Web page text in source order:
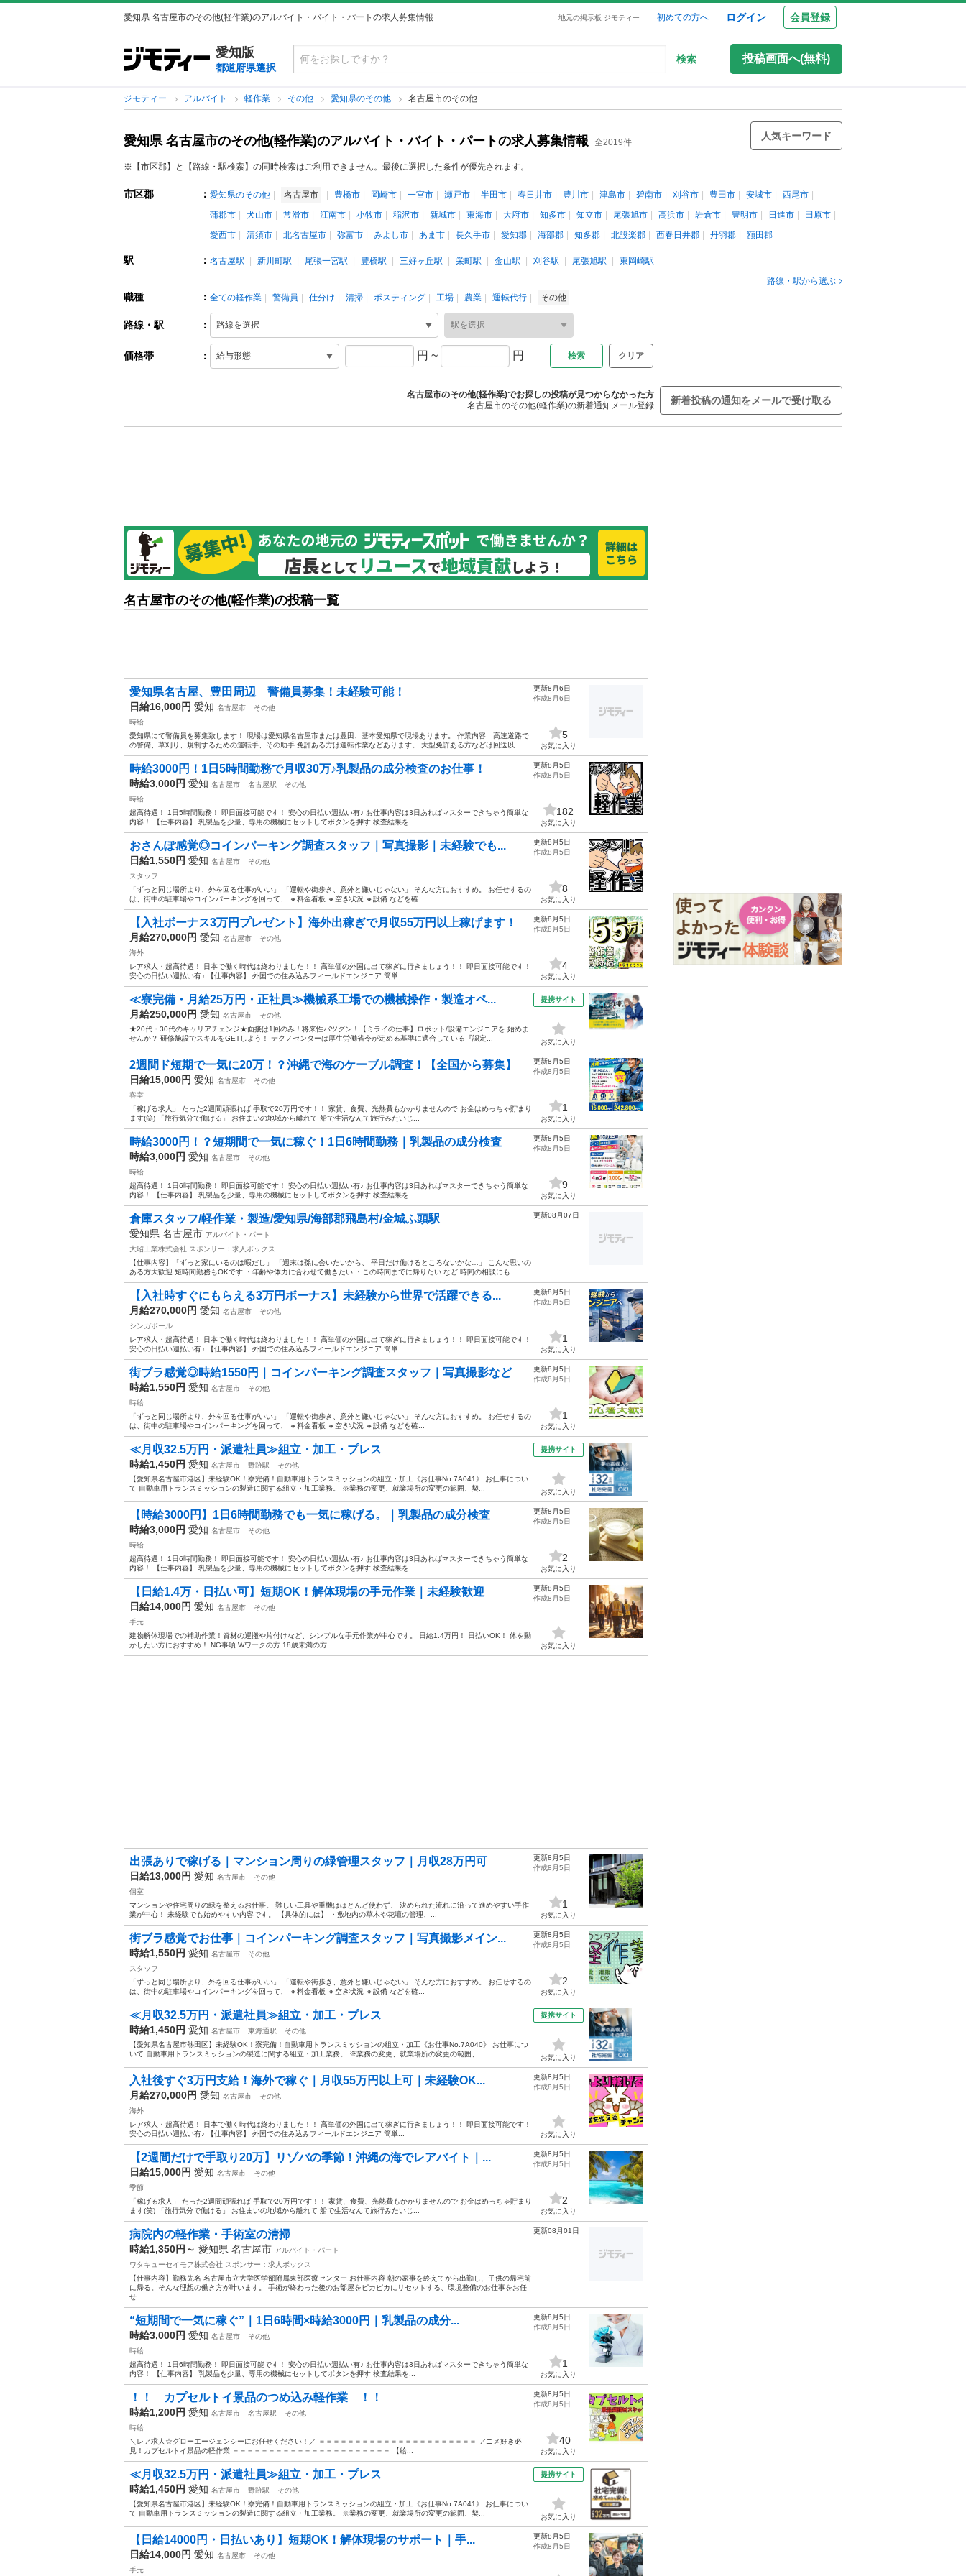
愛知県 名古屋市のその他(軽作業)のアルバイト・バイト・パートの求人募集情報 地元の掲示板 ジモティー 初めての方へ ログイン 会員登録
愛知版
都道府県選択
検索 投稿画面へ(無料)
ジモティー アルバイト 軽作業 その他 愛知県のその他 名古屋市のその他
愛知県 名古屋市のその他(軽作業)のアルバイト・バイト・パートの求人募集情報 全2019件
人気キーワード
※【市区郡】と【路線・駅検索】の同時検索はご利用できません。最後に選択した条件が優先されます。
市区郡 ： 愛知県のその他 名古屋市 豊橋市 岡崎市 一宮市 瀬戸市 半田市 春日井市 豊川市 津島市 碧南市 刈谷市 豊田市 安城市
西尾市
蒲郡市
犬山市 常滑市 江南市 小牧市 稲沢市 新城市 東海市 大府市 知多市 知立市 尾張旭市 高浜市 岩倉市 豊明市 日進市
田原市
愛西市
清須市 北名古屋市 弥富市 みよし市 あま市 長久手市 愛知郡 海部郡 知多郡 北設楽郡 西春日井郡 丹羽郡 額田郡
駅 ： 名古屋駅 新川町駅 尾張一宮駅 豊橋駅 三好ヶ丘駅 栄町駅 金山駅 刈谷駅 尾張旭駅
東岡崎駅
路線・駅から選ぶ
職種 ： 全ての軽作業 警備員 仕分け 清掃 ポスティング 工場 農業 運転代行 その他
路線・駅 ：
価格帯 ： 円 ~ 円 クリア
名古屋市のその他(軽作業)でお探しの投稿が見つからなかった方
名古屋市のその他(軽作業)の新着通知メール登録
新着投稿の通知をメールで受け取る
名古屋市のその他(軽作業)の投稿一覧
愛知県名古屋、豊田周辺 警備員募集！未経験可能！
日給16,000円 愛知 名古屋市
その他
時給
愛知県にて警備員を募集致します！ 現場は愛知県名古屋市または豊田、基本愛知県で現場あります。 作業内容 高速道路で
の警備、草刈り、規制するための運転手、その助手 免許ある方は運転作業などあります。 大型免許ある方などは回送以...
更新8月6日
作成8月6日
5
お気に入り
時給3000円！1日5時間勤務で月収30万♪乳製品の成分検査のお仕事！
時給3,000円 愛知 名古屋市 名古屋駅
その他
時給
超高待遇！ 1日5時間勤務！ 即日面接可能です！ 安心の日払い週払い有♪ お仕事内容は3日あればマスターできちゃう簡単な
内容！ 【仕事内容】 乳製品を少量、専用の機械にセットしてボタンを押す 検査結果を...
更新8月5日
作成8月5日
182
お気に入り
おさんぽ感覚◎コインパーキング調査スタッフ｜写真撮影｜未経験でも...
日給1,550円 愛知 名古屋市
その他
スタッフ
「ずっと同じ場所より、外を回る仕事がいい」 「運転や街歩き、意外と嫌いじゃない」 そんな方におすすめ。 お任せするの
は、街中の駐車場やコインパーキングを回って、 🔸料金看板 🔸空き状況 🔸設備 などを確...
更新8月5日
作成8月5日
8
お気に入り
【入社ボーナス3万円プレゼント】海外出稼ぎで月収55万円以上稼げます！
月給270,000円 愛知 名古屋市
その他
海外
レア求人・超高待遇！ 日本で働く時代は終わりました！！ 高単価の外国に出て稼ぎに行きましょう！！ 即日面接可能です！
安心の日払い週払い有♪ 【仕事内容】 外国での住み込みフィールドエンジニア 簡単...
更新8月5日
作成8月5日
4
お気に入り
≪寮完備・月給25万円・正社員≫機械系工場での機械操作・製造オペ...
月給250,000円 愛知 名古屋市
その他
★20代・30代のキャリアチェンジ★面接は1回のみ！将来性バツグン！【ミライの仕事】ロボット/設備エンジニアを 始めま
せんか？ 研修施設でスキルをGETしよう！ テクノセンターは厚生労働省令が定める基準に適合している『認定...
提携サイト
お気に入り
2週間ド短期で一気に20万！？沖縄で海のケーブル調査！【全国から募集】
日給15,000円 愛知 名古屋市
その他
客室
「稼げる求人」 たった2週間頑張れば 手取で20万円です！！ 家賃、食費、光熱費もかかりませんので お金はめっちゃ貯まり
ます(笑) 「旅行気分で働ける」 お住まいの地域から離れて 船で生活なんて旅行みたいじ...
更新8月5日
作成8月5日
1
お気に入り
時給3000円！？短期間で一気に稼ぐ！1日6時間勤務｜乳製品の成分検査
時給3,000円 愛知 名古屋市
その他
時給
超高待遇！ 1日6時間勤務！ 即日面接可能です！ 安心の日払い週払い有♪ お仕事内容は3日あればマスターできちゃう簡単な
内容！ 【仕事内容】 乳製品を少量、専用の機械にセットしてボタンを押す 検査結果を...
更新8月5日
作成8月5日
9
お気に入り
倉庫スタッフ/軽作業・製造/愛知県/海部郡飛島村/金城ふ頭駅
愛知県 名古屋市 アルバイト・パート
大昭工業株式会社 スポンサー：求人ボックス
【仕事内容】「ずっと家にいるのは暇だし」 「週末は孫に会いたいから、 平日だけ働けるところないかな…」 こんな思いの
ある方大歓迎 短時間勤務もOKです ・年齢や体力に合わせて働きたい ・この時間までに帰りたい など 時間の相談にも...
更新08月07日
【入社時すぐにもらえる3万円ボーナス】未経験から世界で活躍できる...
月給270,000円 愛知 名古屋市
その他
シンガポール
レア求人・超高待遇！ 日本で働く時代は終わりました！！ 高単価の外国に出て稼ぎに行きましょう！！ 即日面接可能です！
安心の日払い週払い有♪ 【仕事内容】 外国での住み込みフィールドエンジニア 簡単...
更新8月5日
作成8月5日
1
お気に入り
街ブラ感覚◎時給1550円｜コインパーキング調査スタッフ｜写真撮影など
時給1,550円 愛知 名古屋市
その他
時給
「ずっと同じ場所より、外を回る仕事がいい」 「運転や街歩き、意外と嫌いじゃない」 そんな方におすすめ。 お任せするの
は、街中の駐車場やコインパーキングを回って、 🔸料金看板 🔸空き状況 🔸設備 などを確...
更新8月5日
作成8月5日
1
お気に入り
≪月収32.5万円・派遣社員≫組立・加工・プレス
時給1,450円 愛知 名古屋市 野跡駅
その他
【愛知県名古屋市港区】未経験OK！寮完備！自動車用トランスミッションの組立・加工《お仕事No.7A041》 お仕事につい
て 自動車用トランスミッションの製造に関する組立・加工業務。 ※業務の変更、就業場所の変更の範囲、契...
提携サイト
お気に入り
【時給3000円】1日6時間勤務でも一気に稼げる。｜乳製品の成分検査
時給3,000円 愛知 名古屋市
その他
時給
超高待遇！ 1日6時間勤務！ 即日面接可能です！ 安心の日払い週払い有♪ お仕事内容は3日あればマスターできちゃう簡単な
内容！ 【仕事内容】 乳製品を少量、専用の機械にセットしてボタンを押す 検査結果を...
更新8月5日
作成8月5日
2
お気に入り
【日給1.4万・日払い可】短期OK！解体現場の手元作業｜未経験歓迎
日給14,000円 愛知 名古屋市
その他
手元
建物解体現場での補助作業！資材の運搬や片付けなど、シンプルな手元作業が中心です。 日給1.4万円！ 日払いOK！ 体を動
かしたい方におすすめ！ NG事項 Wワークの方 18歳未満の方 ...
更新8月5日
作成8月5日
お気に入り
出張ありで稼げる｜マンション周りの緑管理スタッフ｜月収28万円可
日給13,000円 愛知 名古屋市
その他
個室
マンションや住宅周りの緑を整えるお仕事。 難しい工具や重機はほとんど使わず、 決められた流れに沿って進めやすい手作
業が中心！ 未経験でも始めやすい内容です。 【具体的には】 ・敷地内の草木や花壇の管理、...
更新8月5日
作成8月5日
1
お気に入り
街ブラ感覚でお仕事｜コインパーキング調査スタッフ｜写真撮影メイン...
時給1,550円 愛知 名古屋市
その他
スタッフ
「ずっと同じ場所より、外を回る仕事がいい」 「運転や街歩き、意外と嫌いじゃない」 そんな方におすすめ。 お任せするの
は、街中の駐車場やコインパーキングを回って、 🔸料金看板 🔸空き状況 🔸設備 などを確...
更新8月5日
作成8月5日
2
お気に入り
≪月収32.5万円・派遣社員≫組立・加工・プレス
時給1,450円 愛知 名古屋市 東海通駅
その他
【愛知県名古屋市熱田区】未経験OK！寮完備！自動車用トランスミッションの組立・加工《お仕事No.7A040》 お仕事につ
いて 自動車用トランスミッションの製造に関する組立・加工業務。 ※業務の変更、就業場所の変更の範囲、...
提携サイト
お気に入り
入社後すぐ3万円支給！海外で稼ぐ｜月収55万円以上可｜未経験OK...
月給270,000円 愛知 名古屋市
その他
海外
レア求人・超高待遇！ 日本で働く時代は終わりました！！ 高単価の外国に出て稼ぎに行きましょう！！ 即日面接可能です！
安心の日払い週払い有♪ 【仕事内容】 外国での住み込みフィールドエンジニア 簡単...
更新8月5日
作成8月5日
お気に入り
【2週間だけで手取り20万】リゾバの季節！沖縄の海でレアバイト｜...
日給15,000円 愛知 名古屋市
その他
季節
「稼げる求人」 たった2週間頑張れば 手取で20万円です！！ 家賃、食費、光熱費もかかりませんので お金はめっちゃ貯まり
ます(笑) 「旅行気分で働ける」 お住まいの地域から離れて 船で生活なんて旅行みたいじ...
更新8月5日
作成8月5日
2
お気に入り
病院内の軽作業・手術室の清掃
時給1,350円～ 愛知県 名古屋市 アルバイト・パート
ワタキューセイモア株式会社 スポンサー：求人ボックス
【仕事内容】勤務先名 名古屋市立大学医学部附属東部医療センター お仕事内容 朝の家事を終えてから出勤し、子供の帰宅前
に帰る。そんな理想の働き方が叶います。 手術が終わった後のお部屋をピカピカにリセットする、環境整備のお仕事をお任
せ...
更新08月01日
“短期間で一気に稼ぐ”｜1日6時間×時給3000円｜乳製品の成分...
時給3,000円 愛知 名古屋市
その他
時給
超高待遇！ 1日6時間勤務！ 即日面接可能です！ 安心の日払い週払い有♪ お仕事内容は3日あればマスターできちゃう簡単な
内容！ 【仕事内容】 乳製品を少量、専用の機械にセットしてボタンを押す 検査結果を...
更新8月5日
作成8月5日
1
お気に入り
！！ カプセルトイ景品のつめ込み軽作業 ！！
時給1,200円 愛知 名古屋市 名古屋駅
その他
時給
＼レア求人☆グローエージェンシーにお任せください！／ ＝＝＝＝＝＝＝＝＝＝＝＝＝＝＝＝＝＝＝＝＝＝ アニメ好き必
見！カプセルトイ景品の軽作業 ＝＝＝＝＝＝＝＝＝＝＝＝＝＝＝＝＝＝＝＝＝＝ 【給...
更新8月5日
作成8月5日
40
お気に入り
≪月収32.5万円・派遣社員≫組立・加工・プレス
時給1,450円 愛知 名古屋市 野跡駅
その他
【愛知県名古屋市港区】未経験OK！寮完備！自動車用トランスミッションの組立・加工《お仕事No.7A041》 お仕事につい
て 自動車用トランスミッションの製造に関する組立・加工業務。 ※業務の変更、就業場所の変更の範囲、契...
提携サイト
お気に入り
【日給14000円・日払いあり】短期OK！解体現場のサポート｜手...
日給14,000円 愛知 名古屋市
その他
手元
更新8月5日
作成8月5日